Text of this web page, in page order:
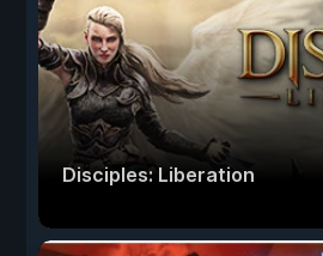
Disciples: Liberation